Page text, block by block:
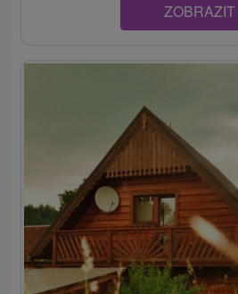
ZOBRAZIT